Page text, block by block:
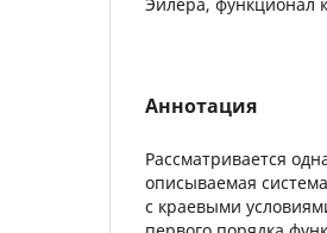
Аннотация
Рассматривается
описываемая
с краевыми